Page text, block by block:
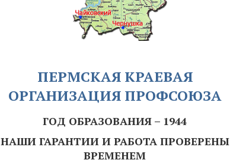
ПЕРМСКАЯ КРАЕВАЯ
ОРГАНИЗАЦИЯ ПРОФСОЮЗА
ГОД ОБРАЗОВАНИЯ – 1944
НАШИ ГАРАНТИИ И РАБОТА ПРОВЕРЕНЫ
ВРЕМЕНЕМ